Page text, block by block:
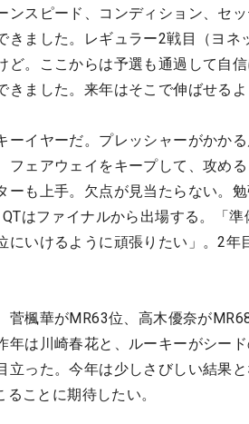
ンスピード、コンディション、セ
きました。レギュラー2戦目（ヨネ
ど。ここからは予選も通過して自
きました。来年はそこで伸ばせるよ
ーイヤーだ。プレッシャーがかか
フェアウェイをキープして、攻め
ーも上手。欠点が見当たらない。
はファイナルから出場する。「
にいけるように頑張りたい」。2年
菅楓華がMR63位、高木優奈が
年は川崎春花と、ルーキーがシー
立った。今年は少しさびしい結果
ことに期待したい。